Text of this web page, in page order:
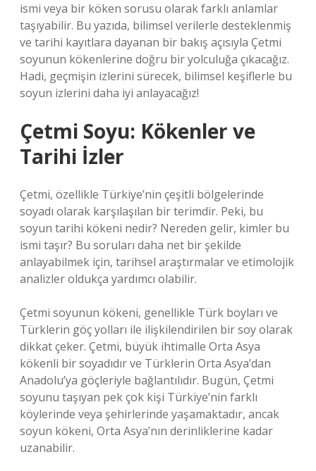
ismi veya bir köken sorusu olarak farklı anlamlar
taşıyabilir. Bu yazıda, bilimsel verilerle desteklenmiş
ve tarihi kayıtlara dayanan bir bakış açısıyla Çetmi
soyunun kökenlerine doğru bir yolculuğa çıkacağız.
Hadi, geçmişin izlerini sürecek, bilimsel keşiflerle bu
soyun izlerini daha iyi anlayacağız!
Çetmi Soyu: Kökenler ve
Tarihi İzler
Çetmi, özellikle Türkiye’nin çeşitli bölgelerinde
soyadı olarak karşılaşılan bir terimdir. Peki, bu
soyun tarihi kökeni nedir? Nereden gelir, kimler bu
ismi taşır? Bu soruları daha net bir şekilde
anlayabilmek için, tarihsel araştırmalar ve etimolojik
analizler oldukça yardımcı olabilir.
Çetmi soyunun kökeni, genellikle Türk boyları ve
Türklerin göç yolları ile ilişkilendirilen bir soy olarak
dikkat çeker. Çetmi, büyük ihtimalle Orta Asya
kökenli bir soyadıdır ve Türklerin Orta Asya’dan
Anadolu’ya göçleriyle bağlantılıdır. Bugün, Çetmi
soyunu taşıyan pek çok kişi Türkiye’nin farklı
köylerinde veya şehirlerinde yaşamaktadır, ancak
soyun kökeni, Orta Asya’nın derinliklerine kadar
uzanabilir.